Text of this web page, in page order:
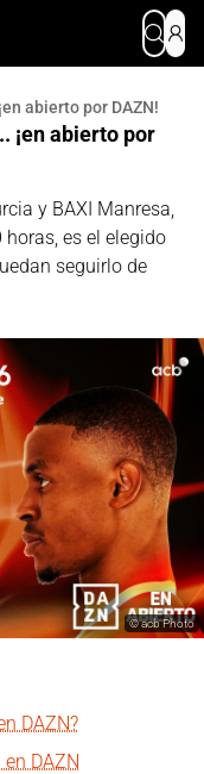
abierto por DAZN!
¡en abierto por
y BAXI Manresa,
es el elegido
seguirlo de
©acb Photo
DAZN?
DAZN